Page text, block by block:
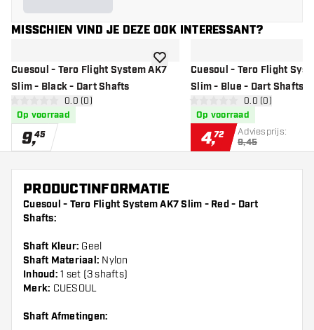
MISSCHIEN VIND JE DEZE OOK INTERESSANT?
Cuesoul - Tero Flight System AK7
Slim - Black - Dart Shafts
open reviews drawer
0 score sterren0.0 (0)
Op voorraad
9,45
toevoegen aan verlanglijst
Cuesoul - Tero Flight
Slim - Blue - Dart Shafts
open reviews
0 score sterren0.0 (0)
Op voorraad
4,72 Adviesprijs:
9,45
PRODUCTINFORMATIE
Cuesoul - Tero Flight System AK7 Slim - Red - Dart
Shafts:
Shaft Kleur: Geel
Shaft Materiaal: Nylon
Inhoud: 1 set (3 shafts)
Merk: CUESOUL
Shaft Afmetingen: